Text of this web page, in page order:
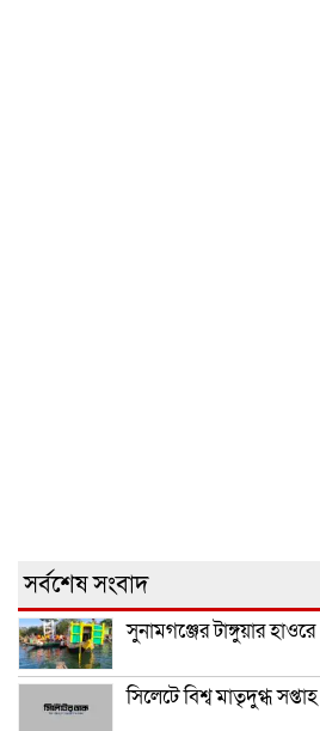
সর্বশেষ সংবাদ
সুনামগঞ্জের টাঙ্গুয়ার
সিলেটে বিশ্ব মাতৃদুগ্ধ